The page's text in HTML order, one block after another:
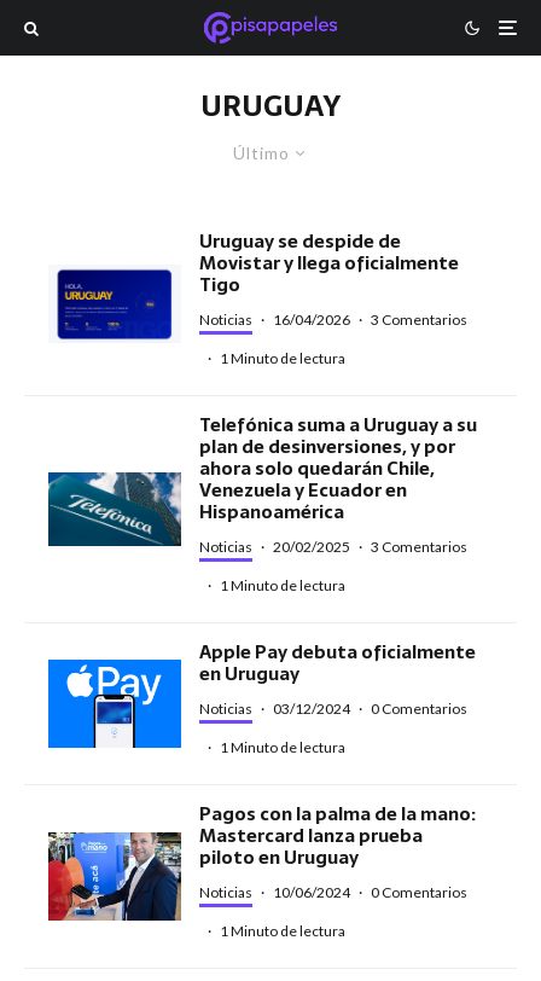
URUGUAY
Último
Uruguay se despide de
Movistar y llega oficialmente
Tigo
Noticias · 16/04/2026 · 3 Comentarios
· 1 Minuto de lectura
Telefónica suma a Uruguay a su
plan de desinversiones, y por
ahora solo quedarán Chile,
Venezuela y Ecuador en
Hispanoamérica
Noticias · 20/02/2025 · 3 Comentarios
· 1 Minuto de lectura
Apple Pay debuta oficialmente
en Uruguay
Noticias · 03/12/2024 · 0 Comentarios
· 1 Minuto de lectura
Pagos con la palma de la mano:
Mastercard lanza prueba
piloto en Uruguay
Noticias · 10/06/2024 · 0 Comentarios
· 1 Minuto de lectura